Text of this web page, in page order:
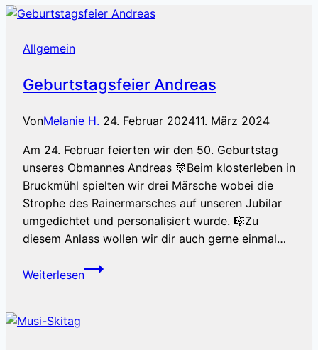
Allgemein
Geburtstagsfeier Andreas
VonMelanie H. 24. Februar 202411. März 2024
Am 24. Februar feierten wir den 50. Geburtstag
unseres Obmannes Andreas 🎊Beim klosterleben in
Bruckmühl spielten wir drei Märsche wobei die
Strophe des Rainermarsches auf unseren Jubilar
umgedichtet und personalisiert wurde. 🎼Zu
diesem Anlass wollen wir dir auch gerne einmal…
Weiterlesen
Geburtstagsfeier
Andreas